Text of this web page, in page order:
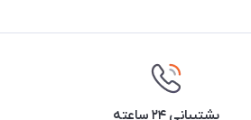
پشتیبانی ۲۴ ساعته